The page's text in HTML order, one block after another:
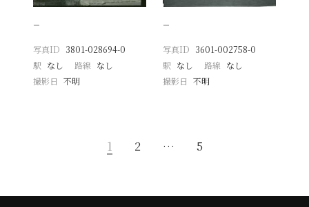
−
写真ID 3801-028694-0
駅 なし 路線 なし
撮影日
不明
−
写真ID 3601-002758-0
駅 なし 路線 なし
撮影日 不明
1 2 … 5